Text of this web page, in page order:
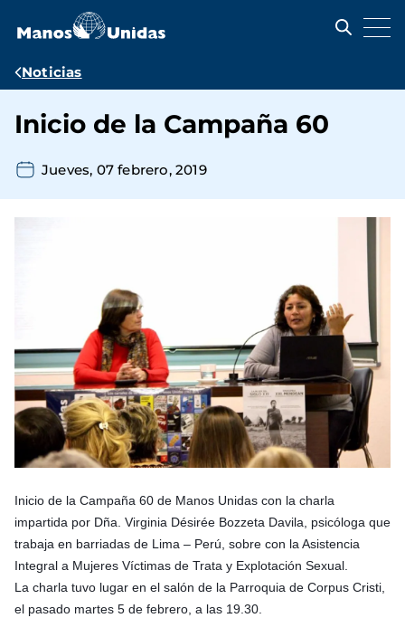
contenido
Ruta
navegación
Noticias
Inicio de la Campaña 60
Jueves, 07 febrero, 2019
Inicio de la Campaña 60 de Manos Unidas con la charla
impartida por Dña. Virginia Désirée Bozzeta Davila, psicóloga que
trabaja en barriadas de Lima – Perú, sobre con la Asistencia
Integral a Mujeres Víctimas de Trata y Explotación Sexual.
La charla tuvo lugar en el salón de la Parroquia de Corpus Cristi,
el pasado martes 5 de febrero, a las 19.30.